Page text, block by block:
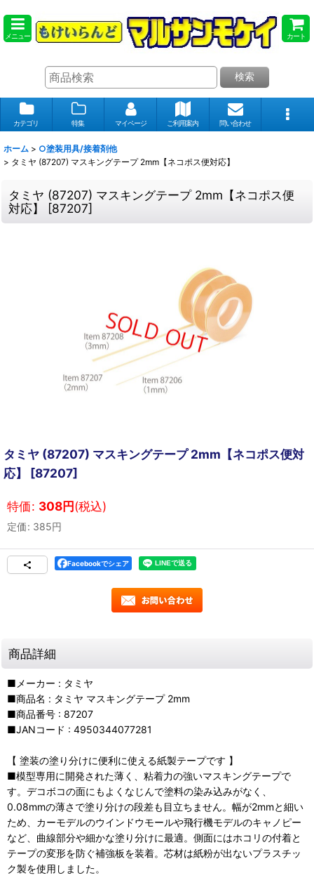
メニュー カート
検索
カテゴリ 特集 マイページ ご利用案内 問い合わせ
ホーム > ○塗装用具/接着剤他
> タミヤ (87207) マスキングテープ 2mm【ネコポス便対応】
タミヤ (87207) マスキングテープ 2mm【ネコポス便
対応】 [87207]
タミヤ (87207) マスキングテープ 2mm【ネコポス便対
応】 [87207]
特価: 308円(税込)
定価: 385円
Facebookでシェア
商品詳細
■メーカー : タミヤ
■商品名 : タミヤ マスキングテープ 2mm
■商品番号 : 87207
■JANコード : 4950344077281
【 塗装の塗り分けに便利に使える紙製テープです 】
■模型専用に開発された薄く、粘着力の強いマスキングテープで
す。デコボコの面にもよくなじんで塗料の染み込みがなく、
0.08mmの薄さで塗り分けの段差も目立ちません。幅が2mmと細い
ため、カーモデルのウインドウモールや飛行機モデルのキャノピー
など、曲線部分や細かな塗り分けに最適。側面にはホコリの付着と
テープの変形を防ぐ補強板を装着。芯材は紙粉が出ないプラスチッ
ク製を使用しました。